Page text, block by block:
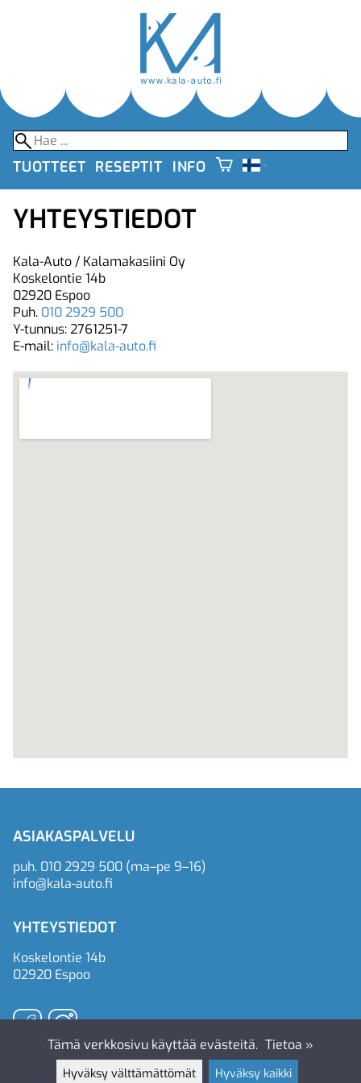
TUOTTEET RESEPTIT INFO
YHTEYSTIEDOT
Kala-Auto / Kalamakasiini Oy
Koskelontie 14b
02920 Espoo
Puh. 010 2929 500
Y-tunnus: 2761251-7
E-mail: info@kala-auto.fi
ASIAKASPALVELU
puh. 010 2929 500 (ma–pe 9–16)
info@kala-auto.fi
YHTEYSTIEDOT
Koskelontie 14b
02920 Espoo
Tämä verkkosivu käyttää evästeitä. Tietoa »
Hyväksy välttämättömät Hyväksy kaikki